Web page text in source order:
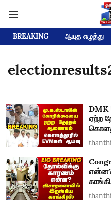
BREAKING ஆயுத எழுத்து
DMK
ஏற்ற
என்ன?